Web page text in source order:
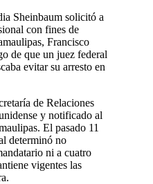
Sheinbaum solicitó a
con fines de
Francisco
de que un juez federal
evitar su arresto en
de Relaciones
y notificado al
El pasado 11
determinó no
ni a cuatro
vigentes las